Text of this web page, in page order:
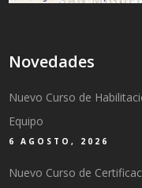
Novedades
Nuevo Curso de
Equipo
6 AGOSTO, 2026
Nuevo Curso de